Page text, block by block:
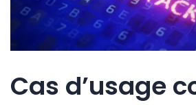
Cas d’usage